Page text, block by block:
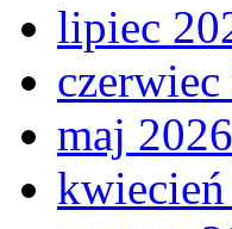
lipiec
maj 2026